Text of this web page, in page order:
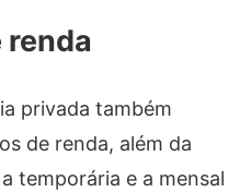
renda
privada também
de renda, além da
temporária e a mensal